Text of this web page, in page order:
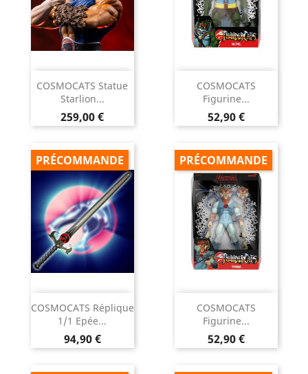
COSMOCATS Statue
Starlion...
Prix
259,00 €
COSMOCATS
Figurine...
Prix
52,90 €
COSMOCATS Réplique
1/1 Epée...
Prix
94,90 €
PRÉCOMMANDE
COSMOCATS
Figurine...
Prix
52,90 €
PRÉCOMMANDE